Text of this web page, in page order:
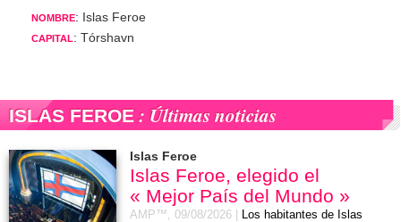
NOMBRE: Islas Feroe
CAPITAL: Tórshavn
ISLAS FEROE : Últimas noticias
Islas Feroe
Islas Feroe, elegido el
« Mejor País del Mundo »
AMP™, 09/08/2026
Los habitantes de Islas